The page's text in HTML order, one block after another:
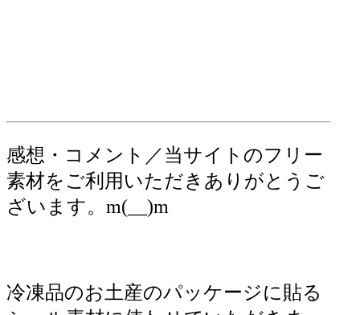
感想・コメント／当サイトのフリー
素材をご利用いただきありがとうご
ざいます。m(__)m
冷凍品のお土産のパッケージに貼る